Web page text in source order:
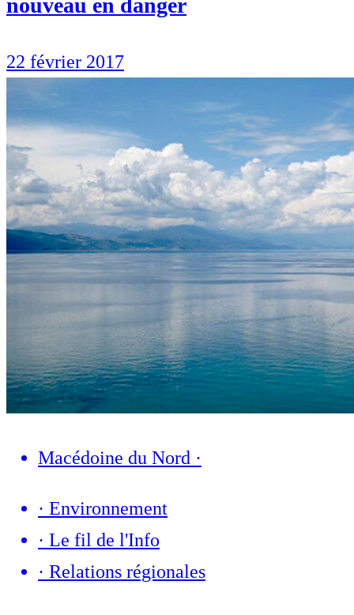
nouveau en danger
22 février 2017
Macédoine du Nord ·
· Environnement
· Le fil de l'Info
· Relations régionales